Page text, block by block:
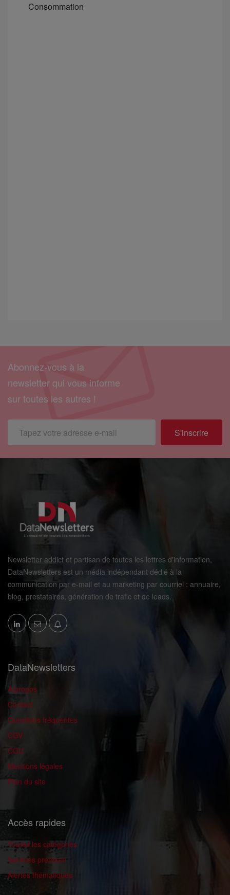
Consommation
Abonnez-vous à la
newsletter qui vous informe
sur toutes les autres !
S'inscrire
Newsletter addict et partisan de toutes les lettres d'information,
DataNewsletters est un média indépendant dédié à la
communication par e-mail et au marketing par courriel : annuaire,
blog, prestataires, génération de trafic et de leads.
DataNewsletters
A propos
Contact
Questions fréquentes
CGV
CGU
Mentions légales
Plan du site
Accès rapides
Toutes les catégories
Services premium
Alertes thématiques